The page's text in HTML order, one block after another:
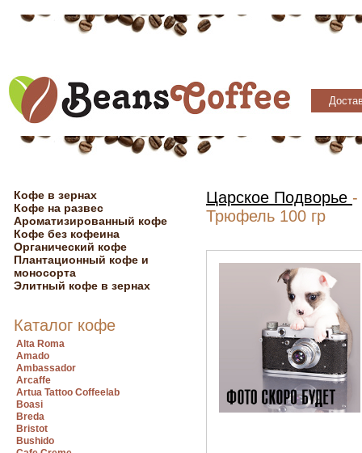
Кофе в зернах
Кофе на развес
Ароматизированный кофе
Кофе без кофеина
Органический кофе
Плантационный кофе и
моносорта
Элитный кофе в зернах
Каталог кофе
Alta Roma
Amado
Ambassador
Arcaffe
Artua Tattoo Coffeelab
Boasi
Breda
Bristot
Bushido
Царское Подворье -
Трюфель 100 гр